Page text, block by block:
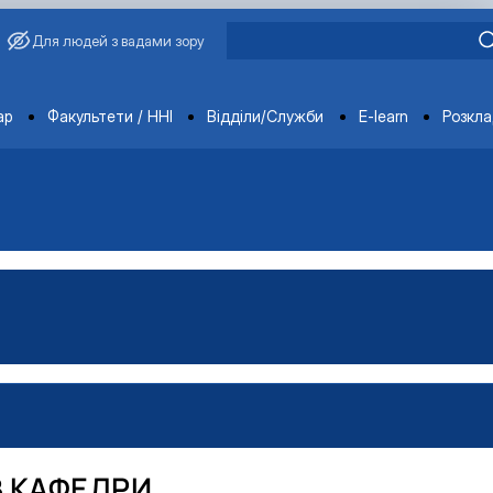
Для людей з вадами зору
Факультети / ННІ Відділи/Служби E-learn